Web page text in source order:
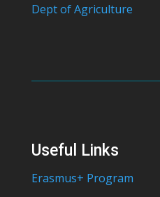
Dept of Agriculture
Useful Links
Erasmus+ Program